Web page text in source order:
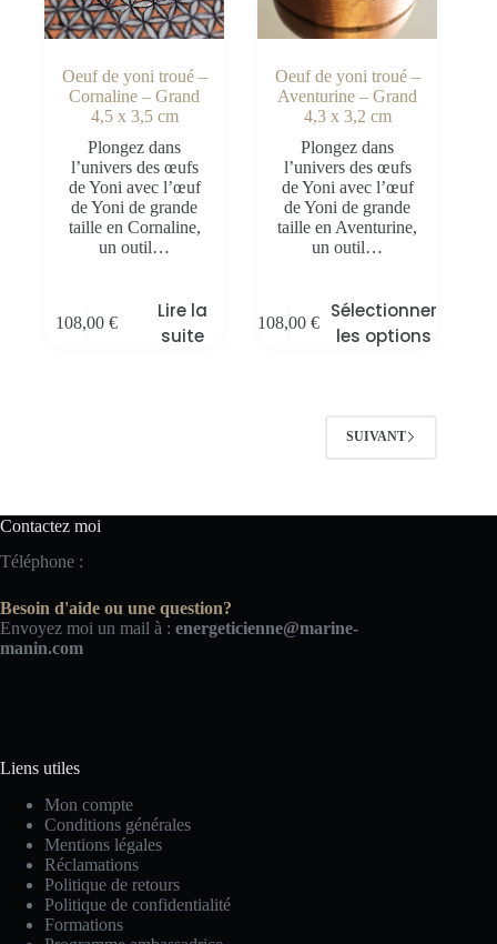
Oeuf de yoni troué –
Cornaline – Grand
4,5 x 3,5 cm
Plongez dans
l’univers des œufs
de Yoni avec l’œuf
de Yoni de grande
taille en Cornaline,
un outil…
108,00€
Lire la
suite
Oeuf de yoni troué –
Aventurine – Grand
4,3 x 3,2 cm
Plongez dans
l’univers des œufs
de Yoni avec l’œuf
de Yoni de grande
taille en Aventurine,
un outil…
108,00€
Sélectionner
les options
SUIVANT
Contactez moi
Téléphone :
Besoin d'aide ou une question?
Envoyez moi un mail à : energeticienne@marine-
manin.com
Liens utiles
Mon compte
Conditions générales
Mentions légales
Réclamations
Politique de retours
Politique de confidentialité
Formations